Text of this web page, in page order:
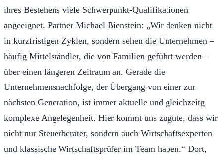
ihres Bestehens viele Schwerpunkt-Qualifikationen
angeeignet. Partner Michael Bienstein: „Wir denken nicht
in kurzfristigen Zyklen, sondern sehen die Unternehmen –
häufig Mittelständler, die von Familien geführt werden –
über einen längeren Zeitraum an. Gerade die
Unternehmensnachfolge, der Übergang von einer zur
nächsten Generation, ist immer aktuelle und gleichzeitg
komplexe Angelegenheit. Hier kommt uns zugute, dass wir
nicht nur Steuerberater, sondern auch Wirtschaftsexperten
und klassische Wirtschaftsprüfer im Team haben.“ Dort,